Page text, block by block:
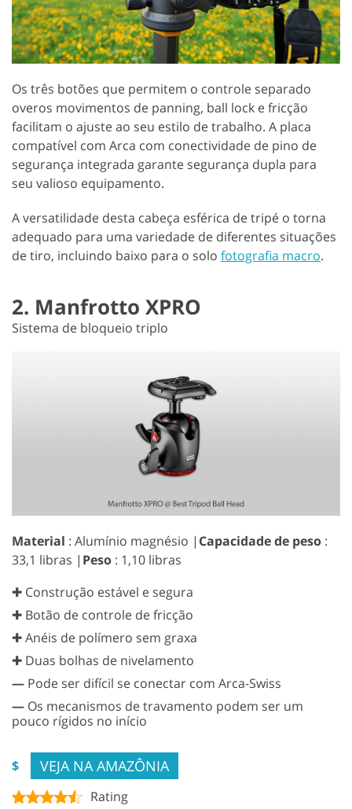
Os três botões que permitem o controle separado
overos movimentos de panning, ball lock e fricção
facilitam o ajuste ao seu estilo de trabalho. A placa
compatível com Arca com conectividade de pino de
segurança integrada garante segurança dupla para
seu valioso equipamento.
A versatilidade desta cabeça esférica de tripé o torna
adequado para uma variedade de diferentes situações
de tiro, incluindo baixo para o solo fotografia macro.
2. Manfrotto XPRO
Sistema de bloqueio triplo
Material : Alumínio magnésio | Capacidade de peso :
33,1 libras | Peso : 1,10 libras
✚ Construção estável e segura
✚ Botão de controle de fricção
✚ Anéis de polímero sem graxa
✚ Duas bolhas de nivelamento
— Pode ser difícil se conectar com Arca-Swiss
— Os mecanismos de travamento podem ser um
pouco rígidos no início
$ VEJA NA AMAZÔNIA
Rating